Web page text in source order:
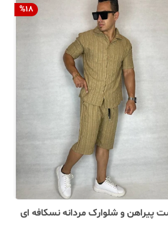
%18
پیراهن و شلوارک مردانه نسکافه ای